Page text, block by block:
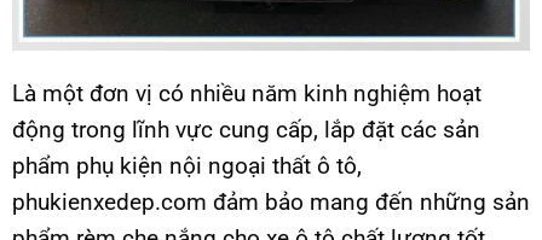
Là một đơn vị có nhiều năm kinh nghiệm hoạt
động trong lĩnh vực cung cấp, lắp đặt các sản
phẩm phụ kiện nội ngoại thất ô tô,
phukienxedep.com đảm bảo mang đến những sản